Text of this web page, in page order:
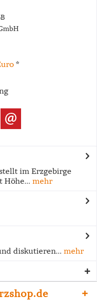
*
im Erzgebirge
Höhe... mehr
diskutieren... mehr